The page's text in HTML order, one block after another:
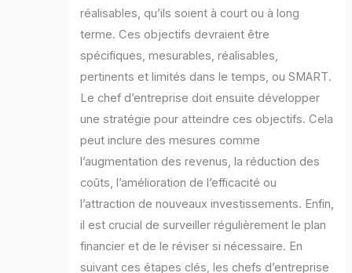
réalisables, qu’ils soient à court ou à long
terme. Ces objectifs devraient être
spécifiques, mesurables, réalisables,
pertinents et limités dans le temps, ou SMART.
Le chef d’entreprise doit ensuite développer
une stratégie pour atteindre ces objectifs. Cela
peut inclure des mesures comme
l’augmentation des revenus, la réduction des
coûts, l’amélioration de l’efficacité ou
l’attraction de nouveaux investissements. Enfin,
il est crucial de surveiller régulièrement le plan
financier et de le réviser si nécessaire. En
suivant ces étapes clés, les chefs d’entreprise